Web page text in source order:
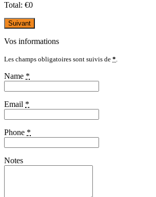
Total: €0
Suivant
Vos informations
Les champs obligatoires sont suivis de *.
Name *
Email *
Phone *
Notes